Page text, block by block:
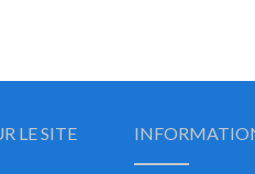
LE SITE